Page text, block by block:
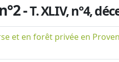
-T. XLIV, n°4,
et en forêt privée en